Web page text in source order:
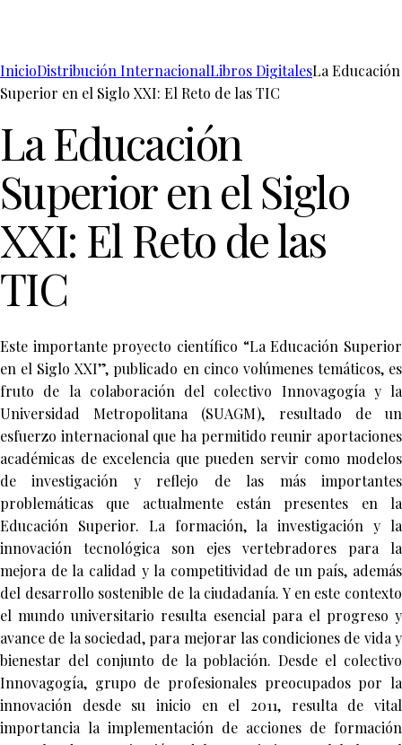
InicioDistribución InternacionalLibros DigitalesLa Educación
Superior en el Siglo XXI: El Reto de las TIC
La Educación
Superior en el Siglo
XXI: El Reto de las
TIC
Este importante proyecto científico “La Educación Superior
en el Siglo XXI”, publicado en cinco volúmenes temáticos, es
fruto de la colaboración del colectivo Innovagogía y la
Universidad Metropolitana (SUAGM), resultado de un
esfuerzo internacional que ha permitido reunir aportaciones
académicas de excelencia que pueden servir como modelos
de investigación y reflejo de las más importantes
problemáticas que actualmente están presentes en la
Educación Superior. La formación, la investigación y la
innovación tecnológica son ejes vertebradores para la
mejora de la calidad y la competitividad de un país, además
del desarrollo sostenible de la ciudadanía. Y en este contexto
el mundo universitario resulta esencial para el progreso y
avance de la sociedad, para mejorar las condiciones de vida y
bienestar del conjunto de la población. Desde el colectivo
Innovagogía, grupo de profesionales preocupados por la
innovación desde su inicio en el 2011, resulta de vital
importancia la implementación de acciones de formación